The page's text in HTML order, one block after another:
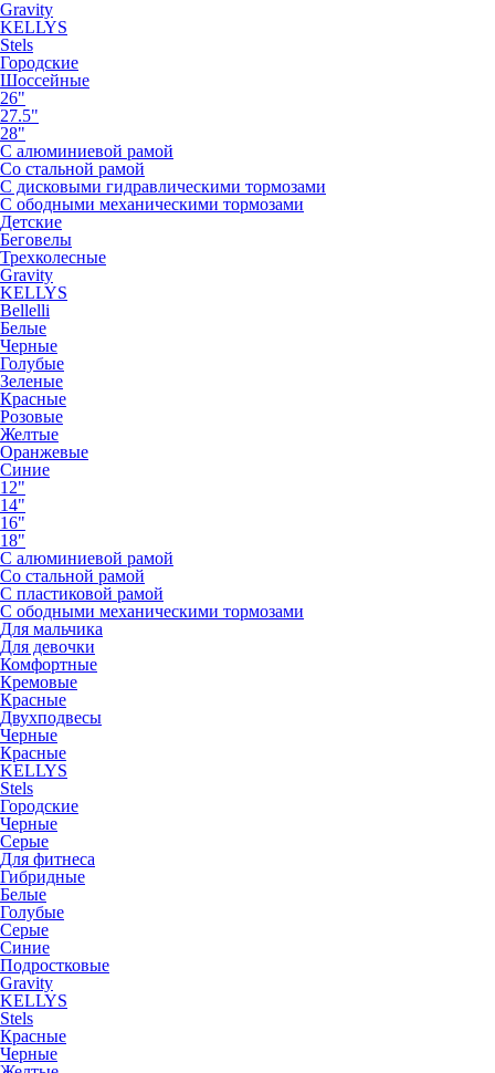
Gravity
KELLYS
Stels
Городские
Шоссейные
26"
27.5"
28"
С алюминиевой рамой
Со стальной рамой
С дисковыми гидравлическими тормозами
С ободными механическими тормозами
Детские
Беговелы
Трехколесные
Gravity
KELLYS
Bellelli
Белые
Черные
Голубые
Зеленые
Красные
Розовые
Желтые
Оранжевые
Синие
12"
14"
16"
18"
С алюминиевой рамой
Со стальной рамой
С пластиковой рамой
С ободными механическими тормозами
Для мальчика
Для девочки
Комфортные
Кремовые
Красные
Двухподвесы
Черные
Красные
KELLYS
Stels
Городские
Черные
Серые
Для фитнеса
Гибридные
Белые
Голубые
Серые
Синие
Подростковые
Gravity
KELLYS
Stels
Красные
Черные